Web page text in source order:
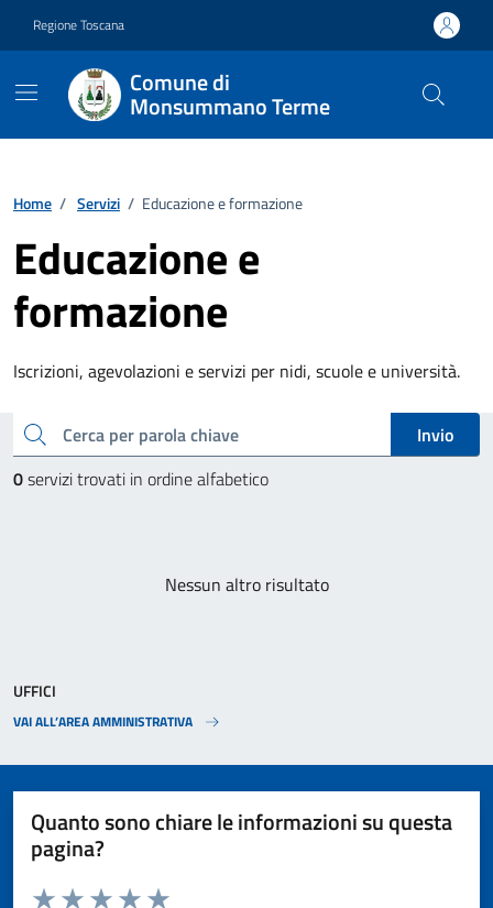
Regione Toscana
Comune di
Monsummano Terme
Home / Servizi / Educazione e formazione
Educazione e
formazione
Iscrizioni, agevolazioni e servizi per nidi, scuole e università.
Esplora tutti i servizi
cerca
Invio
0servizi trovati in ordine alfabetico
Nessun altro risultato
UFFICI
VAI ALL’AREA AMMINISTRATIVA
Quanto sono chiare le informazioni su questa
pagina?
Valuta da 1 a 5 stelle la pagina